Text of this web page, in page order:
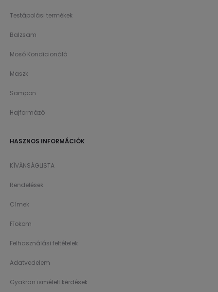
Testápolási termékek
Balzsam
Mosó Kondicionáló
Maszk
Sampon
Hajformázó
HASZNOS INFORMÁCIÓK
KÍVÁNSÁGLISTA
Rendelések
Címek
Fíokom
Felhasználási feltételek
Adatvedelem
Gyakran ismételt kérdések